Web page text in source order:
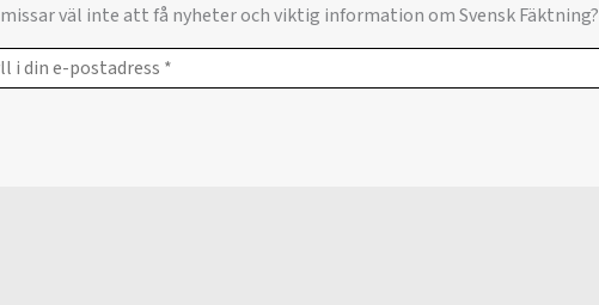
missar väl inte att få nyheter och viktig information om Svensk Fäktning?